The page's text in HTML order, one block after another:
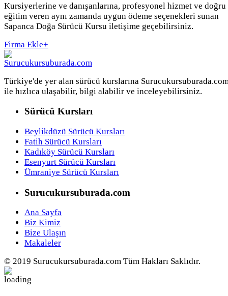
Kursiyerlerine ve danışanlarına, profesyonel hizmet ve doğru
eğitim veren aynı zamanda uygun ödeme seçenekleri sunan
Sapanca Doğa Sürücü Kursu iletişime geçebilirsiniz.
Firma Ekle+
Türkiye'de yer alan sürücü kurslarına
ile hızlıca ulaşabilir, bilgi alabilir ve inceleyebilirsiniz.
Sürücü Kursları
Beylikdüzü Sürücü Kursları
Fatih Sürücü Kursları
Kadıköy Sürücü Kursları
Esenyurt Sürücü Kursları
Ümraniye Sürücü Kursları
Surucukursuburada.com
Ana Sayfa
Biz Kimiz
Bize Ulaşın
Makaleler
© 2019 Surucukursuburada.com Tüm Hakları Saklıdır.